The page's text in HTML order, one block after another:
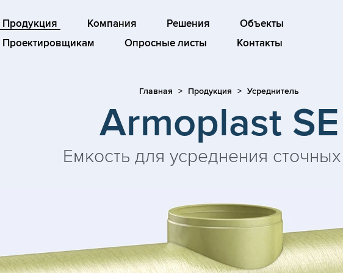
Продукция Компания Решения
Объекты
Проектировщикам
Опросные листы Контакты
Главная Продукция Усреднитель
Armoplast SE
Емкость для усреднения